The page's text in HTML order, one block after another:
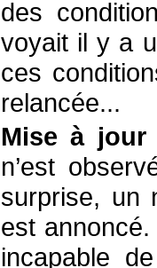
des
voyait il y a
ces
relancée...
Mise à jour
n’est
surprise, un
est
incapable